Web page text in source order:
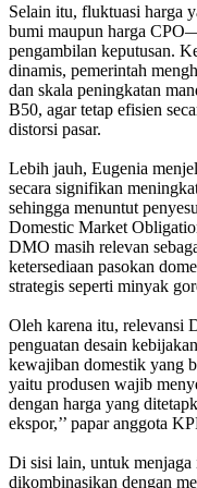
Selain itu, fluktuasi harga
bumi maupun harga
pengambilan keputusan.
dinamis, pemerintah
dan skala peningkatan
B50, agar tetap efisien
distorsi pasar.
Lebih jauh, Eugenia
secara signifikan
sehingga menuntut
Domestic Market
DMO masih relevan
ketersediaan pasokan
strategis seperti minyak
Oleh karena itu, relevansi
penguatan desain
kewajiban domestik yang
yaitu produsen wajib
dengan harga yang
ekspor,’’ papar anggota
Di sisi lain, untuk menjaga
dikombinasikan dengan